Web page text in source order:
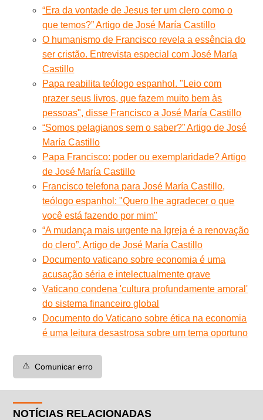
“Era da vontade de Jesus ter um clero como o
que temos?” Artigo de José María Castillo
O humanismo de Francisco revela a essência do
ser cristão. Entrevista especial com José María
Castillo
Papa reabilita teólogo espanhol. "Leio com
prazer seus livros, que fazem muito bem às
pessoas", disse Francisco a José María Castillo
“Somos pelagianos sem o saber?” Artigo de José
María Castillo
Papa Francisco: poder ou exemplaridade? Artigo
de José María Castillo
Francisco telefona para José María Castillo,
teólogo espanhol: "Quero lhe agradecer o que
você está fazendo por mim"
“A mudança mais urgente na Igreja é a renovação
do clero”. Artigo de José María Castillo
Documento vaticano sobre economia é uma
acusação séria e intelectualmente grave
Vaticano condena 'cultura profundamente amoral'
do sistema financeiro global
Documento do Vaticano sobre ética na economia
é uma leitura desastrosa sobre um tema oportuno
⚠️ Comunicar erro
NOTÍCIAS RELACIONADAS